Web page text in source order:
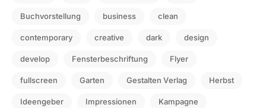
Buchvorstellung business clean
contemporary creative dark design
develop Fensterbeschriftung Flyer
fullscreen Garten Gestalten Verlag Herbst
Ideengeber Impressionen Kampagne